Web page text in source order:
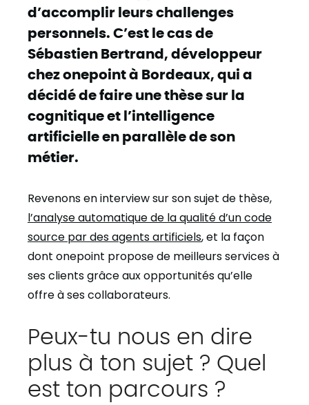
d’accomplir leurs challenges
personnels. C’est le cas de
Sébastien Bertrand, développeur
chez onepoint à Bordeaux, qui a
décidé de faire une thèse sur la
cognitique et l’intelligence
artificielle en parallèle de son
métier.
Revenons en interview sur son sujet de thèse,
l’analyse automatique de la qualité d’un code
source par des agents artificiels, et la façon
dont onepoint propose de meilleurs services à
ses clients grâce aux opportunités qu’elle
offre à ses collaborateurs.
Peux-tu nous en dire
plus à ton sujet ? Quel
est ton parcours ?